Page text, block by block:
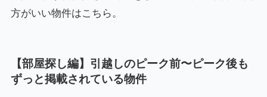
方がいい物件はこちら。
【部屋探し編】引越しのピーク前〜ピーク後も
ずっと掲載されている物件